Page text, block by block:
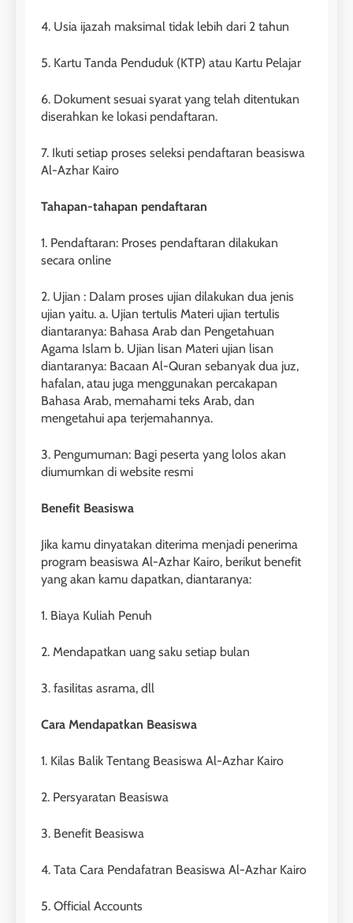
26
Online
Daftar Peserta Kursus IELTS
LEIDEN INSTITUTE
4. Usia ijazah maksimal tidak lebih dari 2 tahun
5. Kartu Tanda Penduduk (KTP) atau Kartu Pelajar
6. Dokument sesuai syarat yang telah ditentukan
diserahkan ke lokasi pendaftaran.
7. Ikuti setiap proses seleksi pendaftaran beasiswa
Al-Azhar Kairo
Tahapan-tahapan pendaftaran
1. Pendaftaran: Proses pendaftaran dilakukan
secara online
2. Ujian : Dalam proses ujian dilakukan dua jenis
ujian yaitu. a. Ujian tertulis Materi ujian tertulis
diantaranya: Bahasa Arab dan Pengetahuan
Agama Islam b. Ujian lisan Materi ujian lisan
diantaranya: Bacaan Al-Quran sebanyak dua juz,
hafalan, atau juga menggunakan percakapan
Bahasa Arab, memahami teks Arab, dan
mengetahui apa terjemahannya.
3. Pengumuman: Bagi peserta yang lolos akan
diumumkan di website resmi
Benefit Beasiswa
Jika kamu dinyatakan diterima menjadi penerima
program beasiswa Al-Azhar Kairo, berikut benefit
yang akan kamu dapatkan, diantaranya:
1. Biaya Kuliah Penuh
2. Mendapatkan uang saku setiap bulan
3. fasilitas asrama, dll
Cara Mendapatkan Beasiswa
1. Kilas Balik Tentang Beasiswa Al-Azhar Kairo
2. Persyaratan Beasiswa
3. Benefit Beasiswa
4. Tata Cara Pendafatran Beasiswa Al-Azhar Kairo
5. Official Accounts